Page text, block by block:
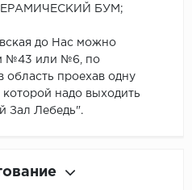
БУМ;
до Нас можно
№43 или №6, по
область проехав одну
надо выходить
Зал Лебедь".